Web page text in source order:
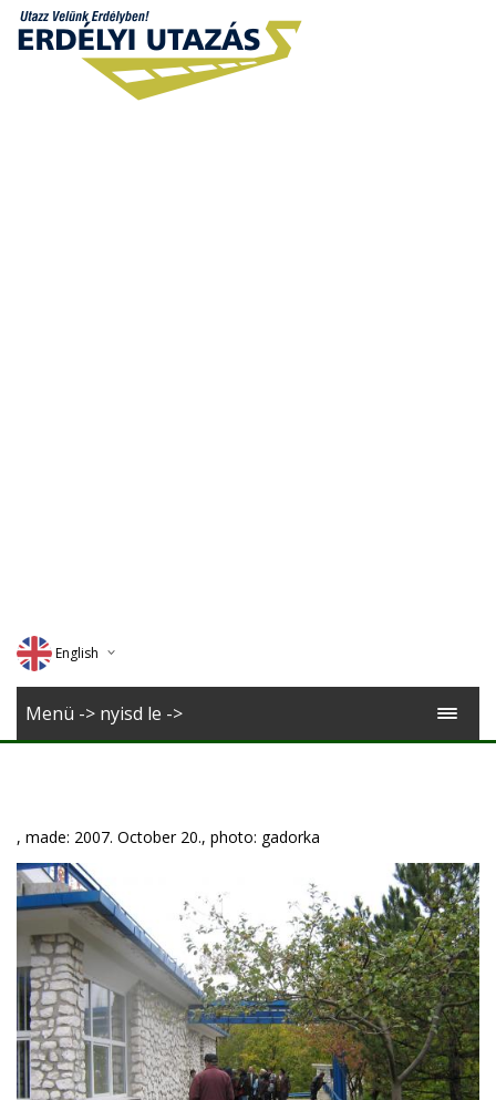
English
Deutsch
Menü -> nyisd le ->
, made: 2007. October 20., photo: gadorka